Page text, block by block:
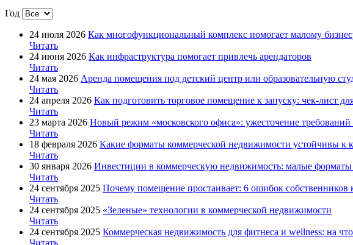
Год
24 июля 2026 Как многофункциональный комплекс помогает малому
Читать
24 июня 2026 Как инфраструктура помогает привлечь арендаторов
Читать
24 мая 2026 Аренда помещения под детский центр или образовательную
Читать
24 апреля 2026 Как подготовить торговое помещение к запуску: чек-лист
Читать
23 марта 2026 Новый режим «московского офиса»: ужесточение
Читать
18 февраля 2026 Какие форматы коммерческой недвижимости устойчивы к
Читать
30 января 2026 Инвестиции в коммерческую недвижимость: малые
Читать
24 сентября 2025 Почему помещение простаивает: 6 ошибок собственников
Читать
24 сентября 2025 «Зеленые» технологии в коммерческой недвижимости
Читать
24 сентября 2025 Коммерческая недвижимость для фитнеса и wellness: на
Читать